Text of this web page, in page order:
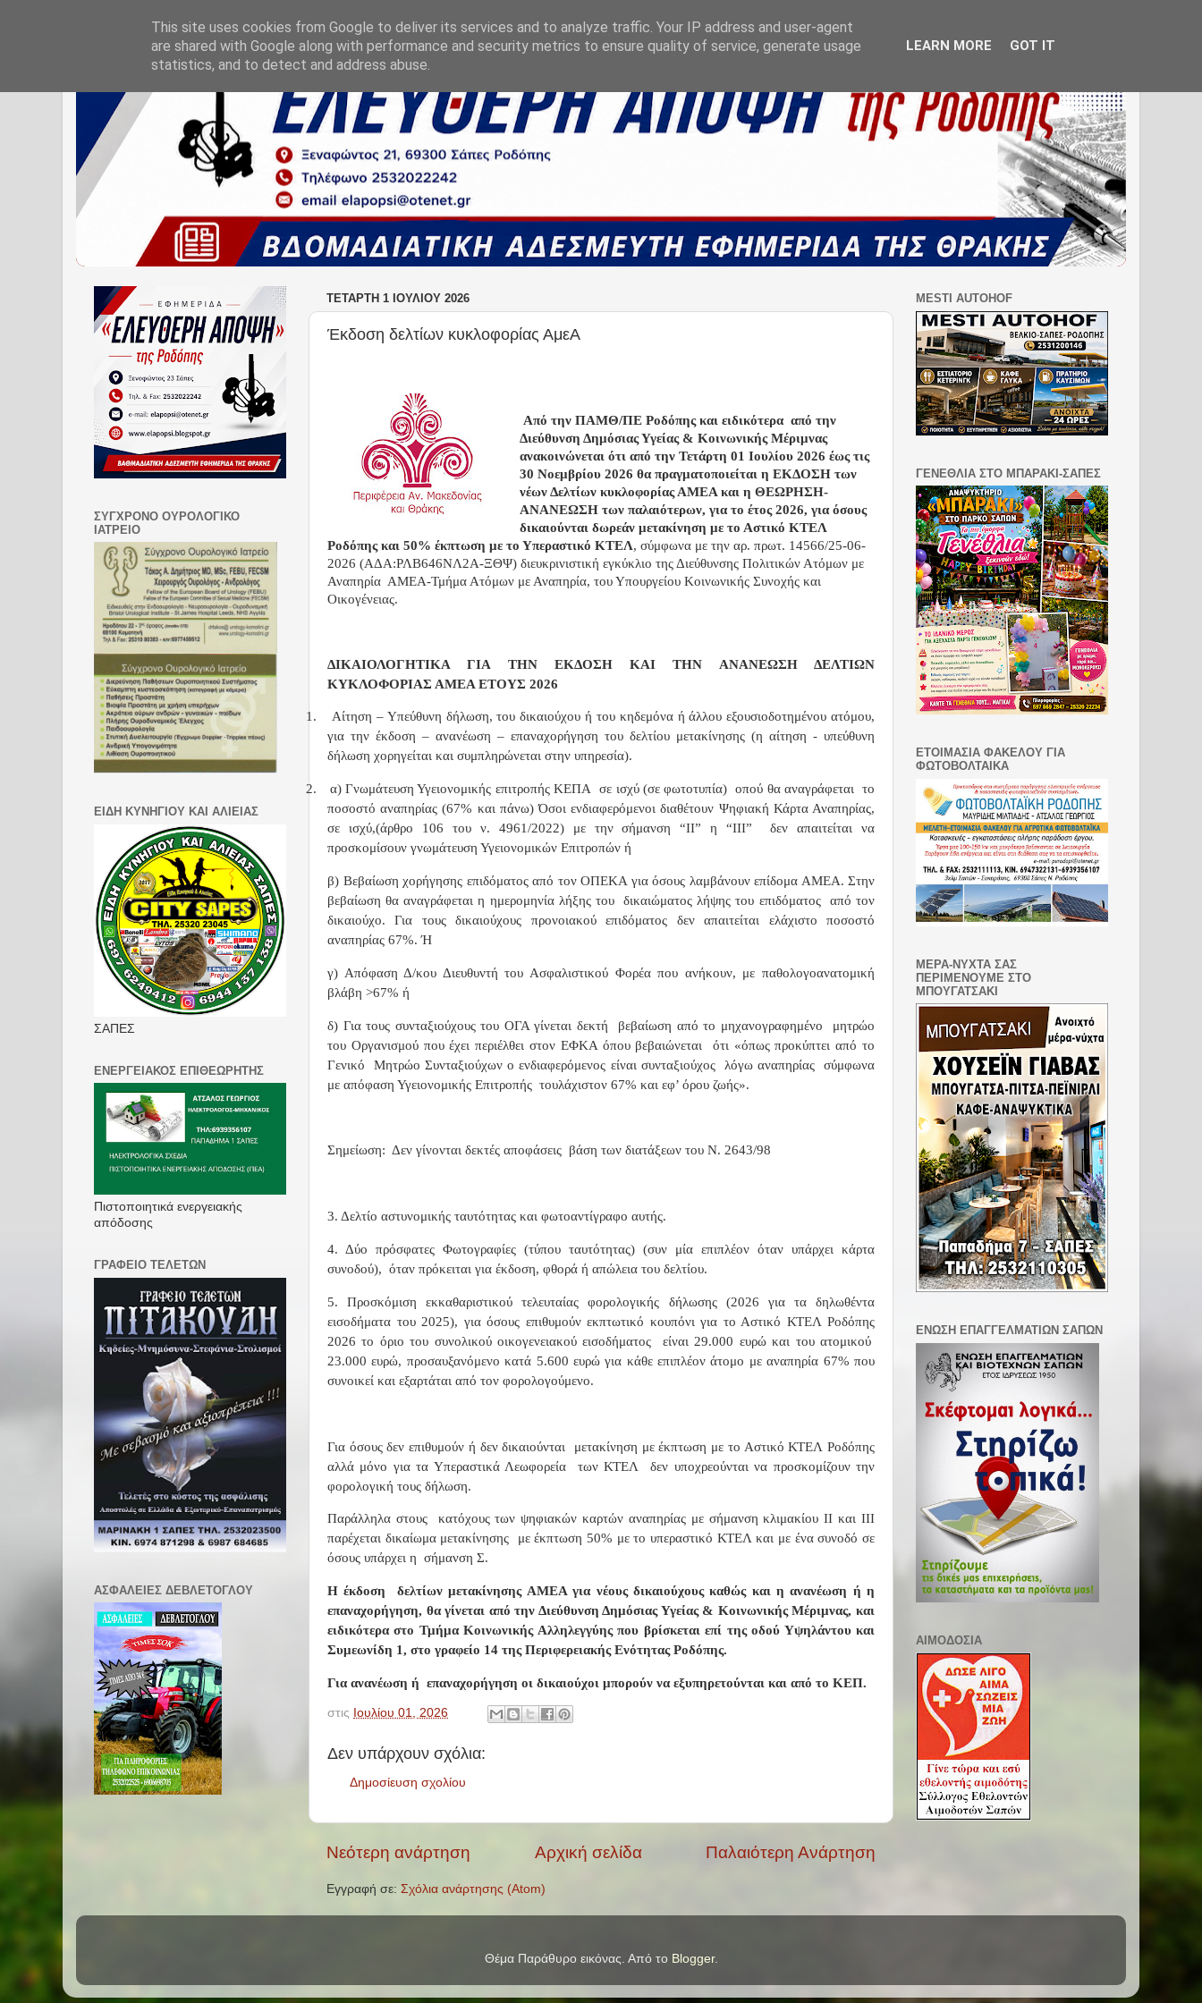
ΤΕΤΆΡΤΗ 1 ΙΟΥΛΊΟΥ 2026
Έκδοση δελτίων κυκλοφορίας ΑμεΑ
Από την ΠΑΜΘ/ΠΕ Ροδόπης και ειδικότερα από την
Διεύθυνση Δημόσιας Υγείας & Κοινωνικής Μέριμνας
ανακοινώνεται ότι από την Τετάρτη 01 Ιουλίου 2026 έως τις
30 Νοεμβρίου 2026 θα πραγματοποιείται η ΕΚΔΟΣΗ των
νέων Δελτίων κυκλοφορίας ΑΜΕΑ και η ΘΕΩΡΗΣΗ-
ΑΝΑΝΕΩΣΗ των παλαιότερων, για το έτος 2026, για όσους
δικαιούνται δωρεάν μετακίνηση με το Αστικό ΚΤΕΛ
Ροδόπης και 50% έκπτωση με το Υπεραστικό ΚΤΕΛ, σύμφωνα με την αρ. πρωτ. 14566/25-06-
2026 (ΑΔΑ:ΡΛΒ646ΝΛ2Α-ΞΘΨ) διευκρινιστική εγκύκλιο της Διεύθυνσης Πολιτικών Ατόμων με
Αναπηρία ΑΜΕΑ-Τμήμα Ατόμων με Αναπηρία, του Υπουργείου Κοινωνικής Συνοχής και
Οικογένειας.
ΔΙΚΑΙΟΛΟΓΗΤΙΚΑ ΓΙΑ ΤΗΝ ΕΚΔΟΣΗ ΚΑΙ ΤΗΝ ΑΝΑΝΕΩΣΗ ΔΕΛΤΙΩΝ
ΚΥΚΛΟΦΟΡΙΑΣ ΑΜΕΑ ΕΤΟΥΣ 2026
1.
Αίτηση – Υπεύθυνη δήλωση, του δικαιούχου ή του κηδεμόνα ή άλλου εξουσιοδοτημένου ατόμου,
για την έκδοση – ανανέωση – επαναχορήγηση του δελτίου μετακίνησης (η αίτηση - υπεύθυνη
δήλωση χορηγείται και συμπληρώνεται στην υπηρεσία).
2. α) Γνωμάτευση Υγειονομικής επιτροπής ΚΕΠΑ σε ισχύ (σε φωτοτυπία) οπού θα αναγράφεται το
ποσοστό αναπηρίας (67% και πάνω) Όσοι ενδιαφερόμενοι διαθέτουν Ψηφιακή Κάρτα Αναπηρίας,
σε ισχύ,(άρθρο 106 του ν. 4961/2022) με την σήμανση “ΙΙ” η “III”
δεν απαιτείται να
προσκομίσουν γνωμάτευση Υγειονομικών Επιτροπών ή
β) Βεβαίωση χορήγησης επιδόματος από τον ΟΠΕΚΑ για όσους λαμβάνουν επίδομα ΑΜΕΑ. Στην
βεβαίωση θα αναγράφεται η ημερομηνία λήξης του
δικαιώματος λήψης του επιδόματος
από τον
δικαιούχο. Για τους δικαιούχους προνοιακού επιδόματος δεν απαιτείται ελάχιστο ποσοστό
αναπηρίας 67%. Ή
γ) Απόφαση Δ/κου Διευθυντή του Ασφαλιστικού Φορέα που ανήκουν, με παθολογοανατομική
βλάβη >67% ή
δ) Για τους συνταξιούχους του ΟΓΑ γίνεται δεκτή βεβαίωση από το μηχανογραφημένο
μητρώο
του Οργανισμού που έχει περιέλθει στον ΕΦΚΑ όπου βεβαιώνεται
ότι «όπως προκύπτει από το
Γενικό
Μητρώο Συνταξιούχων ο ενδιαφερόμενος είναι συνταξιούχος λόγω αναπηρίας
σύμφωνα
με απόφαση Υγειονομικής Επιτροπής τουλάχιστον 67% και εφ’ όρου ζωής».
Σημείωση: Δεν γίνονται δεκτές αποφάσεις βάση των διατάξεων του Ν. 2643/98
3. Δελτίο αστυνομικής ταυτότητας και φωτοαντίγραφο αυτής.
4. Δύο πρόσφατες Φωτογραφίες (τύπου ταυτότητας) (συν μία επιπλέον όταν υπάρχει κάρτα
συνοδού), όταν πρόκειται για έκδοση, φθορά ή απώλεια του δελτίου.
5. Προσκόμιση εκκαθαριστικού τελευταίας φορολογικής δήλωσης (2026 για τα δηλωθέντα
εισοδήματα του 2025), για όσους επιθυμούν εκπτωτικό κουπόνι για το Αστικό ΚΤΕΛ Ροδόπης
2026 το όριο του συνολικού οικογενειακού εισοδήματος
είναι 29.000 ευρώ και του ατομικού
23.000 ευρώ, προσαυξανόμενο κατά 5.600 ευρώ για κάθε επιπλέον άτομο με αναπηρία 67% που
συνοικεί και εξαρτάται από τον φορολογούμενο.
Για όσους δεν επιθυμούν ή δεν δικαιούνται
μετακίνηση με έκπτωση με το Αστικό ΚΤΕΛ Ροδόπης
αλλά μόνο για τα Υπεραστικά Λεωφορεία
των ΚΤΕΛ
δεν υποχρεούνται να προσκομίζουν την
φορολογική τους δήλωση.
Παράλληλα στους
κατόχους των ψηφιακών καρτών αναπηρίας με σήμανση κλιμακίου ΙΙ και ΙΙΙ
παρέχεται δικαίωμα μετακίνησης
με έκπτωση 50% με το υπεραστικό ΚΤΕΛ και με ένα συνοδό σε
όσους υπάρχει η σήμανση Σ.
Η έκδοση
δελτίων μετακίνησης ΑΜΕΑ για νέους δικαιούχους καθώς και η ανανέωση ή η
επαναχορήγηση, θα γίνεται από την Διεύθυνση Δημόσιας Υγείας & Κοινωνικής Μέριμνας, και
ειδικότερα στο Τμήμα Κοινωνικής Αλληλεγγύης που βρίσκεται επί της οδού Υψηλάντου και
Συμεωνίδη 1, στο γραφείο 14 της Περιφερειακής Ενότητας Ροδόπης.
Για ανανέωση ή επαναχορήγηση οι δικαιούχοι μπορούν να εξυπηρετούνται και από το ΚΕΠ.
στις Ιουλίου 01, 2026
Δεν υπάρχουν σχόλια:
Δημοσίευση σχολίου
Νεότερη ανάρτηση Παλαιότερη Ανάρτηση
Αρχική σελίδα
Εγγραφή σε: Σχόλια ανάρτησης (Atom)
ΣΥΓΧΡΟΝΟ ΟΥΡΟΛΟΓΙΚΟ
ΙΑΤΡΕΙΟ
ΕΙΔΗ ΚΥΝΗΓΙΟΥ ΚΑΙ ΑΛΙΕΙΑΣ
ΣΑΠΕΣ
ΕΝΕΡΓΕΙΑΚΟΣ ΕΠΙΘΕΩΡΗΤΗΣ
Πιστοποιητικά ενεργειακής
απόδοσης
ΓΡΑΦΕΙΟ ΤΕΛΕΤΩΝ
ΑΣΦΑΛΕΙΕΣ ΔΕΒΛΕΤΟΓΛΟΥ
MESTI AUTOHOF
ΓΕΝΕΘΛΙΑ ΣΤΟ ΜΠΑΡΑΚΙ-ΣΑΠΕΣ
ΕΤΟΙΜΑΣΙΑ ΦΑΚΕΛΟΥ ΓΙΑ
ΦΩΤΟΒΟΛΤΑΙΚΑ
ΜΕΡΑ-ΝΥΧΤΑ ΣΑΣ
ΠΕΡΙΜΕΝΟΥΜΕ ΣΤΟ
ΜΠΟΥΓΑΤΣΑΚΙ
ΕΝΩΣΗ ΕΠΑΓΓΕΛΜΑΤΙΩΝ ΣΑΠΩΝ
ΑΙΜΟΔΟΣΙΑ
Θέμα Παράθυρο εικόνας. Από το Blogger.
This site uses cookies from Google to deliver its services and to analyze traffic. Your IP address and user-agent
are shared with Google along with performance and security metrics to ensure quality of service, generate usage
statistics, and to detect and address abuse.
LEARN MORE GOT IT